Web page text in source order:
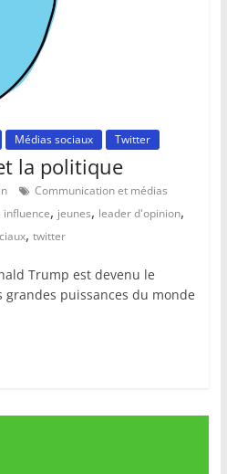
Médias sociaux Twitter
la politique
Communication et médias
influence, jeunes, leader d'opinion,
, twitter
Trump est devenu le
grandes puissances du monde